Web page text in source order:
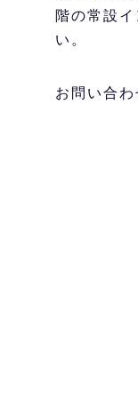
階の常設
い。
お問い合